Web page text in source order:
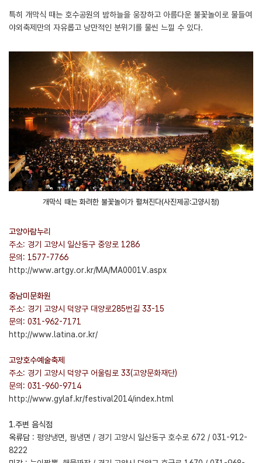
특히 개막식 때는 호수공원의 밤하늘을 웅장하고 아름다운 불꽃놀이로 물들여
야외축제만의 자유롭고 낭만적인 분위기를 물씬 느낄 수 있다.
개막식 때는 화려한 불꽃놀이가 펼쳐진다(사진제공:고양시청)
고양아람누리
주소: 경기 고양시 일산동구 중앙로 1286
문의: 1577-7766
http://www.artgy.or.kr/MA/MA0001V.aspx
중남미문화원
주소: 경기 고양시 덕양구 대양로285번길 33-15
문의: 031-962-7171
http://www.latina.or.kr/
고양호수예술축제
주소: 경기 고양시 덕양구 어울림로 33(고양문화재단)
문의: 031-960-9714
http://www.gylaf.kr/festival2014/index.html
1.주변 음식점
옥류담 : 평양냉면, 꿩냉면 / 경기 고양시 일산동구 호수로 672 / 031-912-
8222